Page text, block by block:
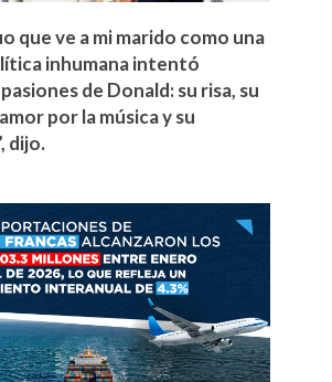
que ve a mi marido como una
inhumana intentó
de Donald: su risa, su
por la música y su
dijo.